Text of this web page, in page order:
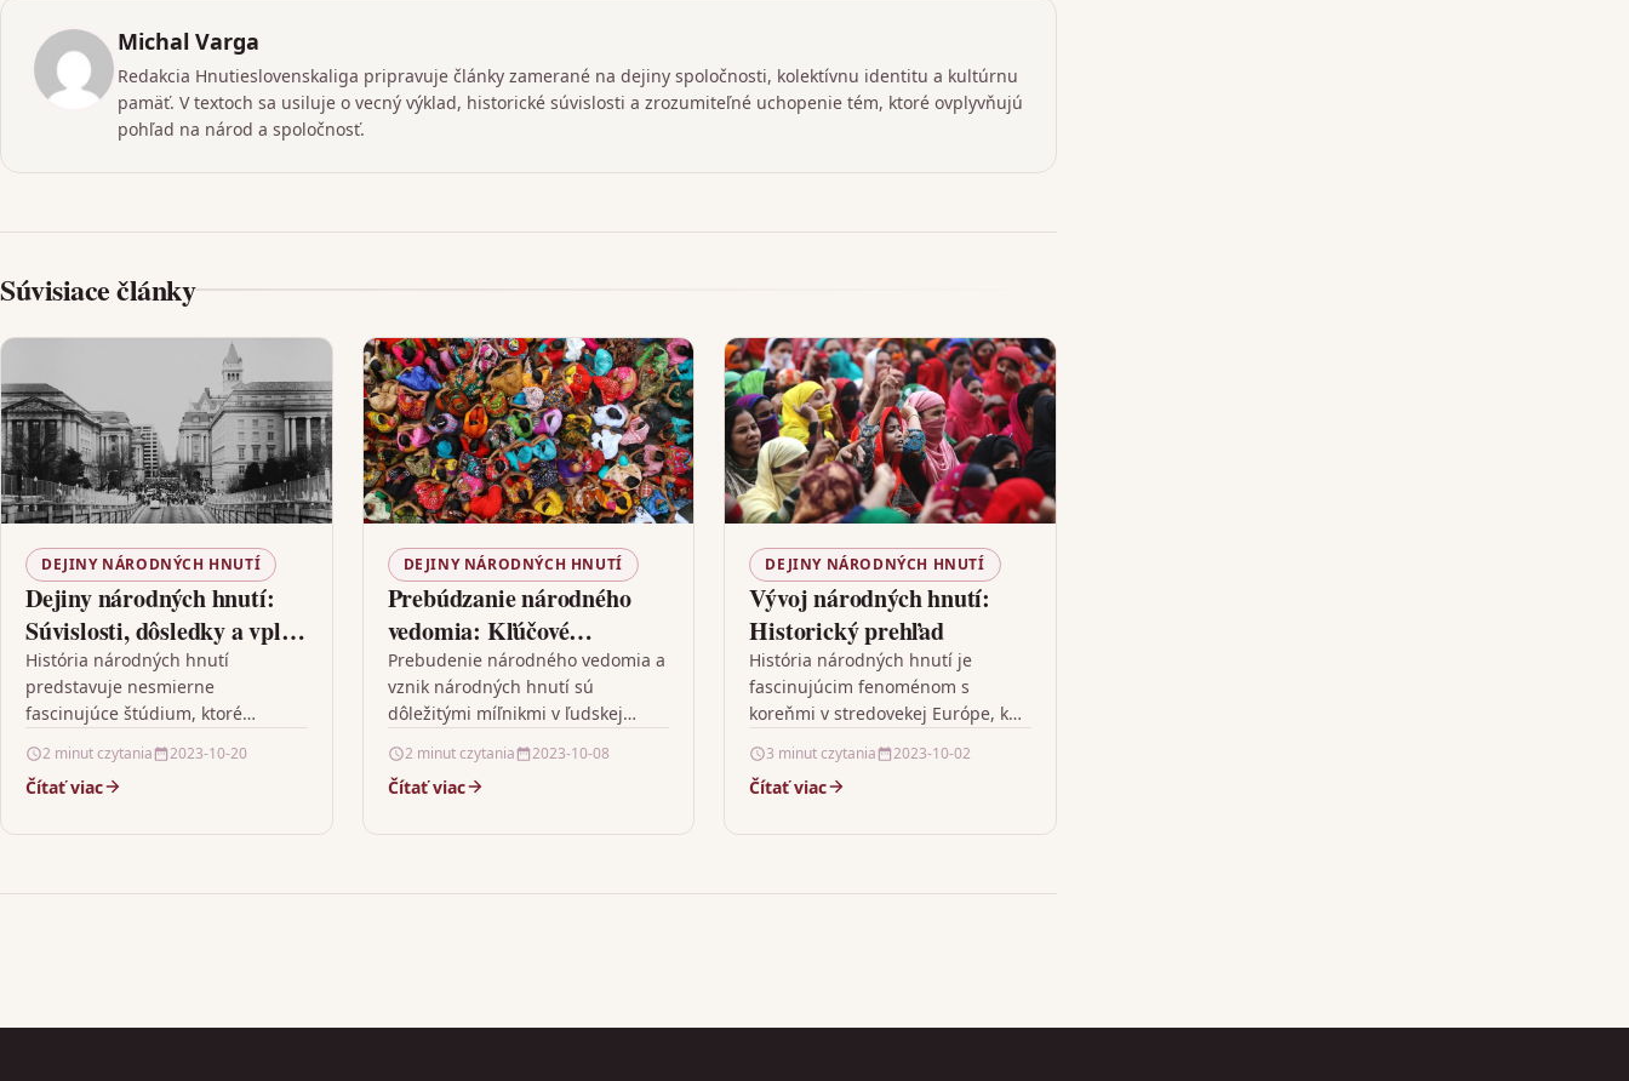
Michal Varga
Redakcia Hnutieslovenskaliga pripravuje články zamerané na dejiny spoločnosti, kolektívnu identitu a kultúrnu
pamäť. V textoch sa usiluje o vecný výklad, historické súvislosti a zrozumiteľné uchopenie tém, ktoré ovplyvňujú
pohľad na národ a spoločnosť.
Súvisiace články
DEJINY NÁRODNÝCH HNUTÍ
Dejiny národných hnutí:
Súvislosti, dôsledky a vplyv
na súčasnosť
História národných hnutí
predstavuje nesmierne
fascinujúce štúdium, ktoré
podrobné uchopenie súčasnej
politiky a spoločnosti. Tieto
2 minut czytania 2023-10-20
Čítať viac
DEJINY NÁRODNÝCH HNUTÍ
Prebúdzanie národného
vedomia: Kľúčové
momenty v dejinách
národných hnutí
Prebudenie národného vedomia a
vznik národných hnutí sú
dôležitými míľnikmi v ľudskej
výrazne líšia. Sú najlepsím
príkladom charakteristiky
2 minut czytania 2023-10-08
Čítať viac
DEJINY NÁRODNÝCH HNUTÍ
Vývoj národných hnutí:
Historický prehľad
História národných hnutí je
fascinujúcim fenoménom s
koreňmi v stredovekej Európe, kde
sebavedomie jednotlivých kmeňov
a národov. S príchodom
3 minut czytania 2023-10-02
Čítať viac